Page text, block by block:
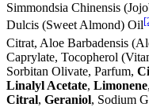
Simmondsia Chinensis
Dulcis (Sweet Almond) Oil
Citrat, Aloe Barbadensis
Caprylate, Tocopherol
Sorbitan Olivate, Parfum,
Linalyl Acetate, Limonene,
Citral, Geraniol, Sodium